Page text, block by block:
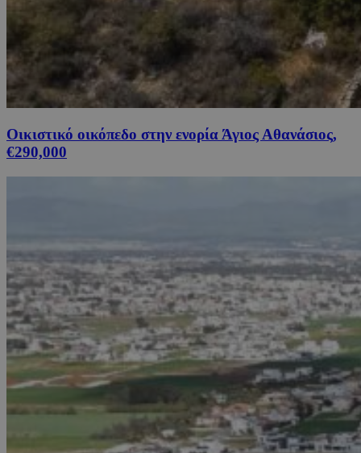
Οικιστικό οικόπεδο στην ενορία Άγιος Αθανάσιος,
€290,000